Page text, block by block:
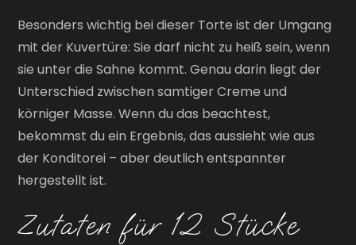
Besonders wichtig bei dieser Torte ist der Umgang
mit der Kuvertüre: Sie darf nicht zu heiß sein, wenn
sie unter die Sahne kommt. Genau darin liegt der
Unterschied zwischen samtiger Creme und
körniger Masse. Wenn du das beachtest,
bekommst du ein Ergebnis, das aussieht wie aus
der Konditorei – aber deutlich entspannter
hergestellt ist.
Zutaten für 12 Stücke